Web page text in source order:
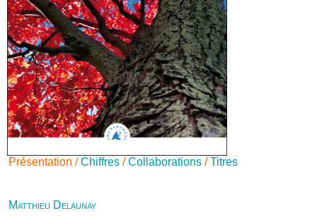
Présentation /Chiffres /Collaborations /Titres
Matthieu Delaunay